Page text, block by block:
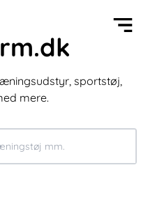
sportstøj,
mere.